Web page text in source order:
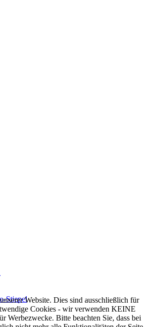
StiepelWebsite. Dies sind ausschließlich für
Cookies - wir verwenden KEINE
Werbezwecke. Bitte beachten Sie, dass bei